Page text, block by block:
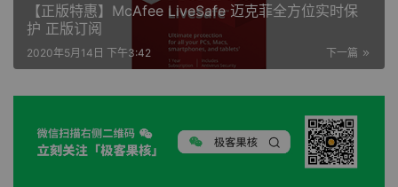
【正版特惠】McAfee LiveSafe 迈克菲全方位实时保
护 正版订阅
下一篇
2020年5月14日 下午3:42